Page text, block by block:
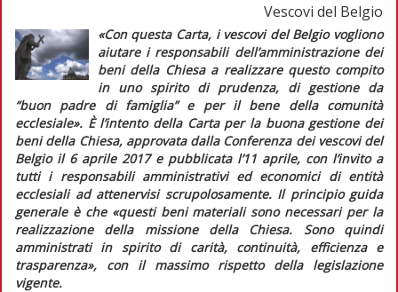
Vescovi del Belgio
«Con questa Carta, i vescovi del Belgio vogliono
aiutare i responsabili dell’amministrazione dei
beni della Chiesa a realizzare questo compito
in uno spirito di prudenza, di gestione da
“buon padre di famiglia” e per il bene della comunità
ecclesiale». È l’intento della Carta per la buona gestione dei
beni della Chiesa, approvata dalla Conferenza dei vescovi del
Belgio il 6 aprile 2017 e pubblicata l’11 aprile, con l’invito a
tutti i responsabili amministrativi ed economici di entità
ecclesiali ad attenervisi scrupolosamente. Il principio guida
generale è che «questi beni materiali sono necessari per la
realizzazione della missione della Chiesa. Sono quindi
amministrati in spirito di carità, continuità, efficienza e
trasparenza», con il massimo rispetto della legislazione
vigente.